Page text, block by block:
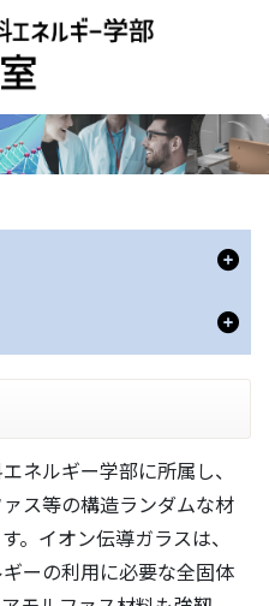
ネルギー学部に所属し、
ス等の構造ランダムな材
。イオン伝導ガラスは、
ーの利用に必要な全固体